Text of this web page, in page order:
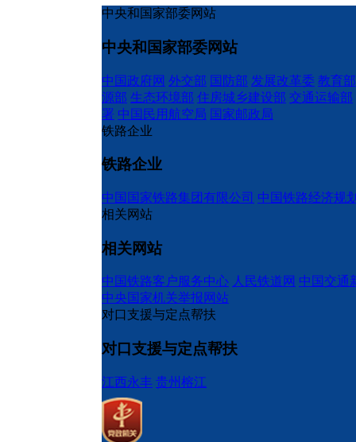
中央和国家部委网站
中央和国家部委网站
中国政府网 外交部 国防部 发展改革委 教育部
源部 生态环境部 住房城乡建设部 交通运输部
署 中国民用航空局 国家邮政局
铁路企业
铁路企业
中国国家铁路集团有限公司 中国铁路经济规
相关网站
相关网站
中国铁路客户服务中心 人民铁道网 中国交通
中央国家机关举报网站
对口支援与定点帮扶
对口支援与定点帮扶
江西永丰 贵州榕江